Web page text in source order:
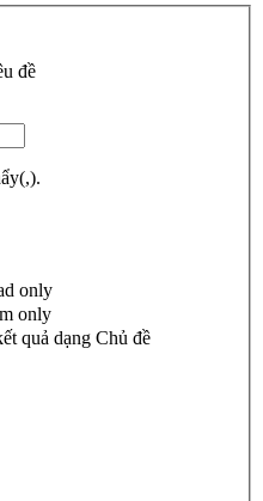
đề
only
only
quả dạng Chủ đề